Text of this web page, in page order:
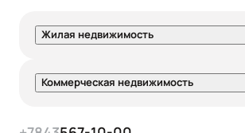
Жилая недвижимость
Коммерческая недвижимость